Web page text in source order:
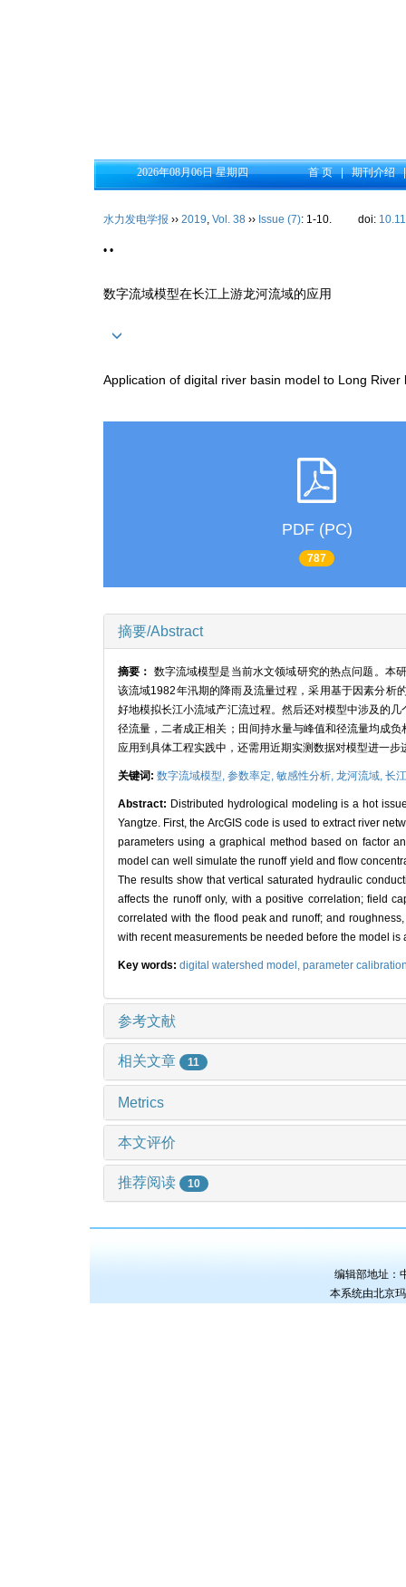
2026年08月06日 星期四 首 页|期刊介绍
水力发电学报 ›› 2019, Vol. 38 ›› Issue (7): 1-10. doi:
• •
数字流域模型在长江上游龙河流域的应用
Application of digital river basin model to Long River
PDF (PC)
787
摘要/Abstract
摘要： 数字流域模型是当前水文领域研究的热点问题。本
该流域1982年汛期的降雨及流量过程，采用基于因素分析
好地模拟长江小流域产汇流过程。然后还对模型中涉及的
径流量，二者成正相关；田间持水量与峰值和径流量均成
应用到具体工程实践中，还需用近期实测数据对模型进一步
关键词: 数字流域模型, 参数率定, 敏感性分析, 龙河流域, 长
Abstract: Distributed hydrological modeling is a hot
Yangtze. First, the ArcGIS code is used to extract river
parameters using a graphical method based on factor
model can well simulate the runoff yield and flow
The results show that vertical saturated hydraulic
affects the runoff only, with a positive correlation; field
correlated with the flood peak and runoff; and
with recent measurements be needed before the model
Key words: digital watershed model, parameter
参考文献
相关文章 11
Metrics
本文评价
推荐阅读 10
编辑部地址：
本系统由北京